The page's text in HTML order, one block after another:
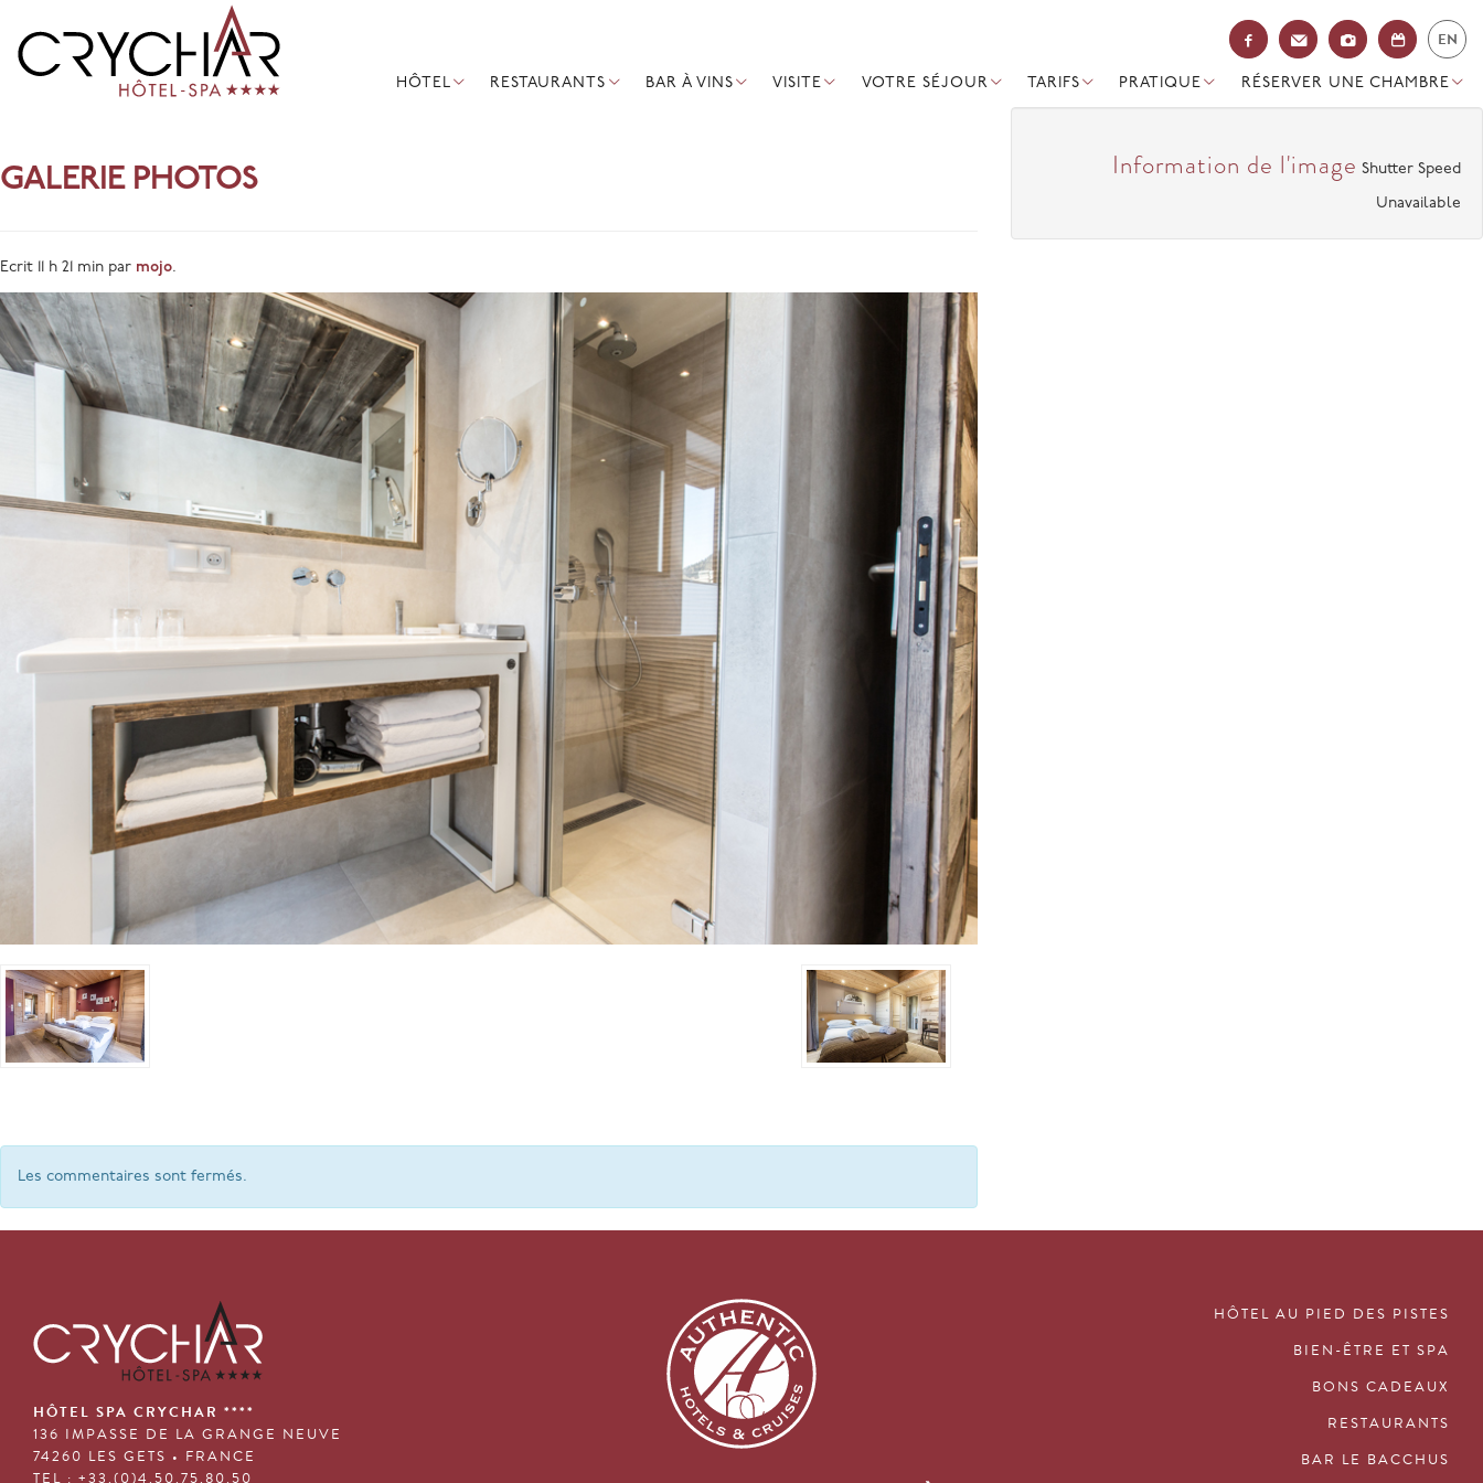
EN
HÔTEL RESTAURANTS BAR À VINS VISITE VOTRE SÉJOUR TARIFS PRATIQUE RÉSERVER UNE CHAMBRE
GALERIE PHOTOS
Ecrit 11 h 21 min par mojo.
Les commentaires sont fermés.
Information de l'image Shutter Speed
Unavailable
HÔTEL SPA CRYCHAR ****
136 IMPASSE DE LA GRANGE NEUVE
74260 LES GETS • FRANCE
TEL : +33.(0)4.50.75.80.50
HÔTEL AU PIED DES PISTES
BIEN-ÊTRE ET SPA
BONS CADEAUX
RESTAURANTS
BAR LE BACCHUS